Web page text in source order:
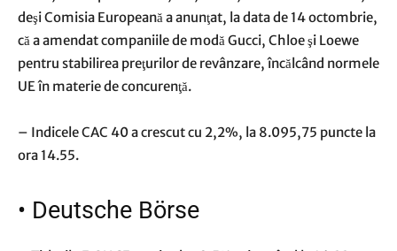
deşi Comisia Europeană a anunţat, la data de 14 octombrie,
că a amendat companiile de modă Gucci, Chloe şi Loewe
pentru stabilirea preţurilor de revânzare, încălcând normele
UE în materie de concurenţă.
– Indicele CAC 40 a crescut cu 2,2%, la 8.095,75 puncte la
ora 14.55.
• Deutsche Börse